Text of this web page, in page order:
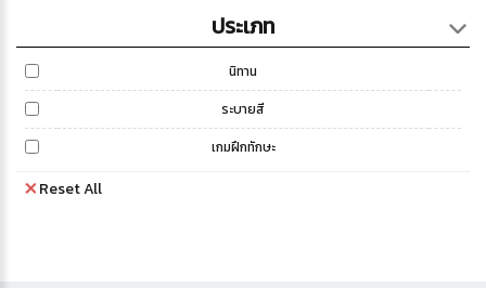
ประเภท
นิทาน
ระบายสี
เกมฝึกทักษะ
Reset All